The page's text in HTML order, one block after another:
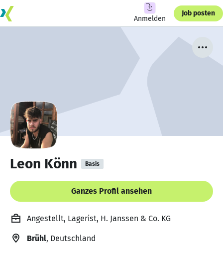
Anmelden
Job posten
Leon Könn Basis
Ganzes Profil ansehen
Angestellt, Lagerist, H. Janssen & Co. KG
Brühl, Deutschland